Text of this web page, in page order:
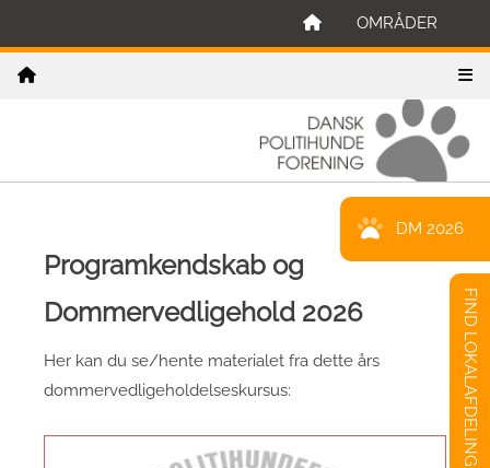
OMRÅDER
Programkendskab og
Dommervedligehold 2026
Her kan du se/hente materialet fra dette års
dommervedligeholdelseskursus:
DM 2026
FIND LOKALAFDELING